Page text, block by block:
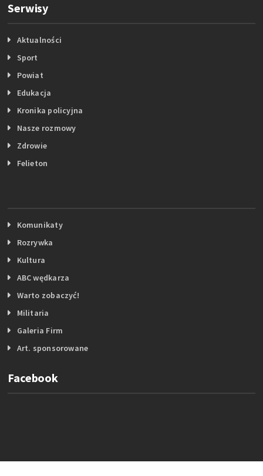
Serwisy
Aktualności
Sport
Powiat
Edukacja
Kronika policyjna
Nasze rozmowy
Zdrowie
Felieton
Komunikaty
Rozrywka
Kultura
ABC wędkarza
Warto zobaczyć!
Militaria
Galeria Firm
Art. sponsorowane
Facebook